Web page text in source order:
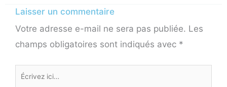
Laisser un commentaire
Votre adresse e-mail ne sera pas publiée. Les
champs obligatoires sont indiqués avec *
Écrivez